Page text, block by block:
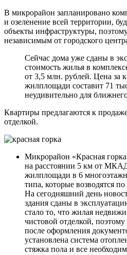
В микрорайон запланировано
и озеленение всей территории,
объекты инфраструктуры,
независимым от городского
Сейчас дома уже сданы в
стоимость жилья в
от 3,5 млн. рублей. Цена за
жилплощади составит 71
неудивительно для
Квартиры предлагаются к
отделкой.
Микрорайон «Красная
на расстоянии 5 км от
жилплощади в 6
типа, которые возводятся
На сегодняшний день
здания сданы в
стало то, что жилая
чистовой отделкой,
после оформления
установлена система
стяжка пола и все